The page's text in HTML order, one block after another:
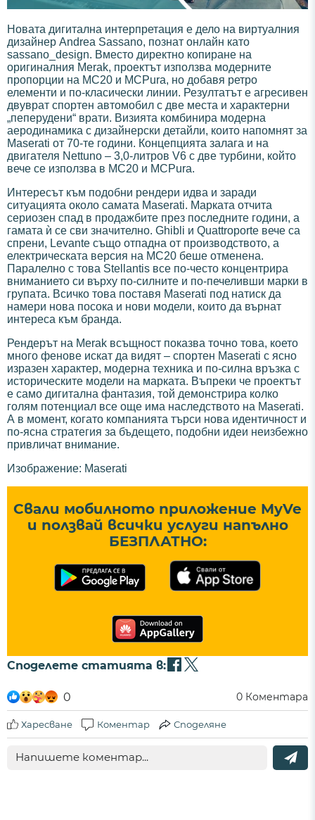
Новата дигитална интерпретация е дело на виртуалния
дизайнер Andrea Sassano, познат онлайн като
sassano_design. Вместо директно копиране на
оригиналния Merak, проектът използва модерните
пропорции на MC20 и MCPura, но добавя ретро
елементи и по-класически линии. Резултатът е агресивен
двуврат спортен автомобил с две места и характерни
„пеперудени“ врати. Визията комбинира модерна
аеродинамика с дизайнерски детайли, които напомнят за
Maserati от 70-те години. Концепцията залага и на
двигателя Nettuno – 3,0-литров V6 с две турбини, който
вече се използва в MC20 и MCPura.
Интересът към подобни рендери идва и заради
ситуацията около самата Maserati. Марката отчита
сериозен спад в продажбите през последните години, а
гамата ѝ се сви значително. Ghibli и Quattroporte вече са
спрени, Levante също отпадна от производството, а
електрическата версия на MC20 беше отменена.
Паралелно с това Stellantis все по-често концентрира
вниманието си върху по-силните и по-печеливши марки в
групата. Всичко това поставя Maserati под натиск да
намери нова посока и нови модели, които да върнат
интереса към бранда.
Рендерът на Merak всъщност показва точно това, което
много фенове искат да видят – спортен Maserati с ясно
изразен характер, модерна техника и по-силна връзка с
историческите модели на марката. Въпреки че проектът
е само дигитална фантазия, той демонстрира колко
голям потенциал все още има наследството на Maserati.
А в момент, когато компанията търси нова идентичност и
по-ясна стратегия за бъдещето, подобни идеи неизбежно
привличат внимание.
Изображение: Maserati
Свали мобилното приложение MyVe
и ползвай всички услуги напълно
БЕЗПЛАТНО:
Споделете статията в:
0 0 Коментара
Харесване Коментар Споделяне